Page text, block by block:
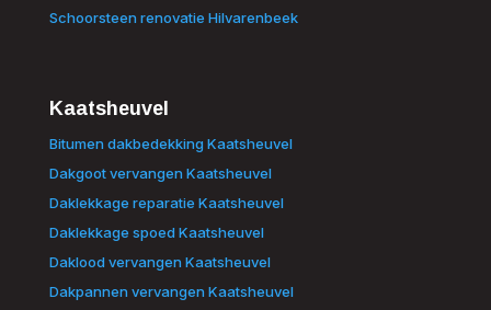
Schoorsteen renovatie Hilvarenbeek
Kaatsheuvel
Bitumen dakbedekking Kaatsheuvel
Dakgoot vervangen Kaatsheuvel
Daklekkage reparatie Kaatsheuvel
Daklekkage spoed Kaatsheuvel
Daklood vervangen Kaatsheuvel
Dakpannen vervangen Kaatsheuvel